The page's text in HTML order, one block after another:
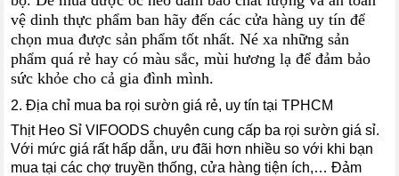
vệ dinh thực phẩm ban hãy đến các cửa hàng uy tín để
chọn mua được sản phẩm tốt nhất. Né xa những sản
phẩm quá rẻ hay có màu sắc, mùi hương lạ để đảm bảo
sức khỏe cho cả gia đình mình.
2. Địa chỉ mua ba rọi sườn giá rẻ, uy tín tại TPHCM
Thịt Heo Sỉ VIFOODS chuyên cung cấp ba rọi sườn giá sỉ.
Với mức giá rất hấp dẫn, ưu đãi hơn nhiều so với khi bạn
mua tại các chợ truyền thống, cửa hàng tiện ích,… Đảm